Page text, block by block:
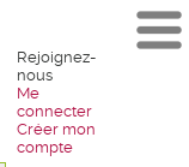
Rejoignez-
nous
Me
connecter
Créer mon
compte